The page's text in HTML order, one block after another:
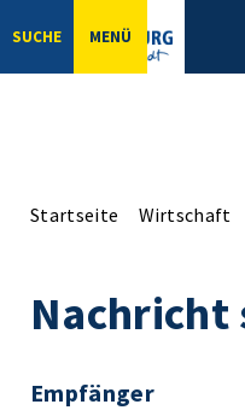
SUCHE MENÜ
Startseite Wirtschaft
Nachricht
Empfänger